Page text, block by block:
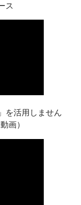
ス
を活用しません
画）